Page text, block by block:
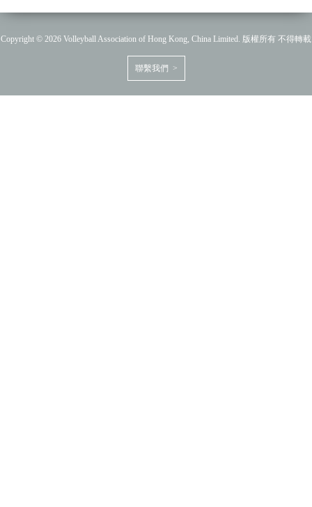
Copyright © 2026 Volleyball Association of Hong Kong, China Limited. 版權所有 不得轉載
聯繫我們 >